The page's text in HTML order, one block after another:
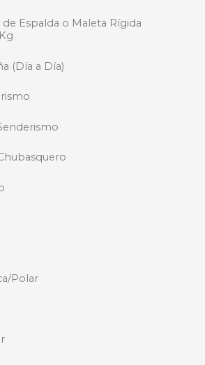
Espalda o Maleta Rígida
(Día a Día)
Polar